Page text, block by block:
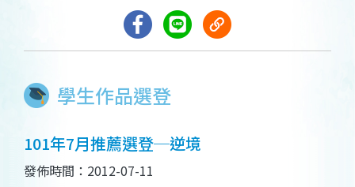
學生作品選登
101年7月推薦選登─逆境
發佈時間：2012-07-11